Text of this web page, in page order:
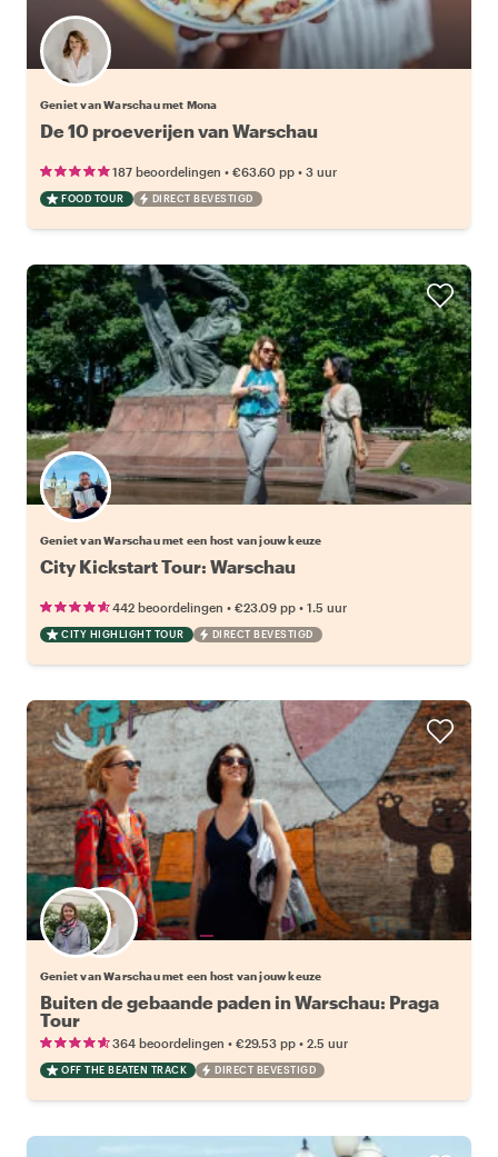
Geniet van Warschau met Mona
De 10 proeverijen van Warschau
187 beoordelingen • €63.60 pp • 3 uur
FOOD TOUR DIRECT BEVESTIGD
Kies jouw favoriete local
Geniet van Warschau met een host van jouw keuze
City Kickstart Tour: Warschau
442 beoordelingen • €23.09 pp • 1.5 uur
CITY HIGHLIGHT TOUR DIRECT BEVESTIGD
Kies jouw favoriete local
Geniet van Warschau met een host van jouw keuze
Buiten de gebaande paden in Warschau: Praga
Tour
364 beoordelingen • €29.53 pp • 2.5 uur
OFF THE BEATEN TRACK DIRECT BEVESTIGD